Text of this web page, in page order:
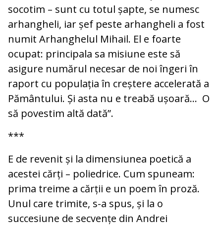
socotim – sunt cu totul șapte, se numesc
arhangheli, iar șef peste arhangheli a fost
numit Arhanghelul Mihail. El e foarte
ocupat: principala sa misiune este să
asigure numărul necesar de noi îngeri în
raport cu populația în creștere accelerată a
Pământului. Și asta nu e treabă ușoară... O
să povestim altă dată”.
***
E de revenit și la dimensiunea poetică a
acestei cărți – poliedrice. Cum spuneam:
prima treime a cărții e un poem în proză.
Unul care trimite, s-a spus, și la o
succesiune de secvențe din Andrei